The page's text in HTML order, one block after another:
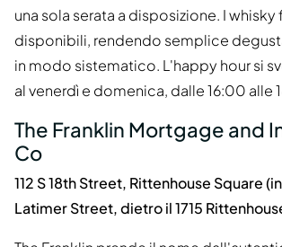
una sola serata a disposizione. I
disponibili, rendendo semplice
in modo sistematico. L'happy hour si
al venerdì e domenica, dalle 16:00 alle
The Franklin Mortgage and
Co
112 S 18th Street, Rittenhouse Square
Latimer Street, dietro il 1715